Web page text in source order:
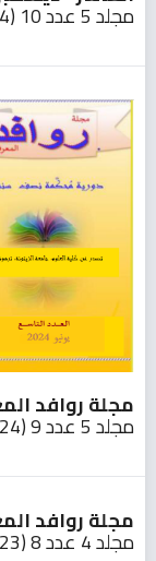
مجلد 5 عدد 10 (2024)
مجلة روافد
مجلد 5 عدد 9 (2024)
مجلة روافد
مجلد 4 عدد 8 (2023)